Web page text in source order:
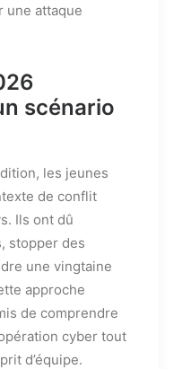
une attaque
scénario
les jeunes
de conflit
Ils ont dû
stopper des
une vingtaine
approche
de comprendre
cyber tout
d’équipe.